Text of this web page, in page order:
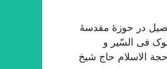
در حوزۀ مقدسۀ
فی السّیر و
الاسلام حاج شیخ